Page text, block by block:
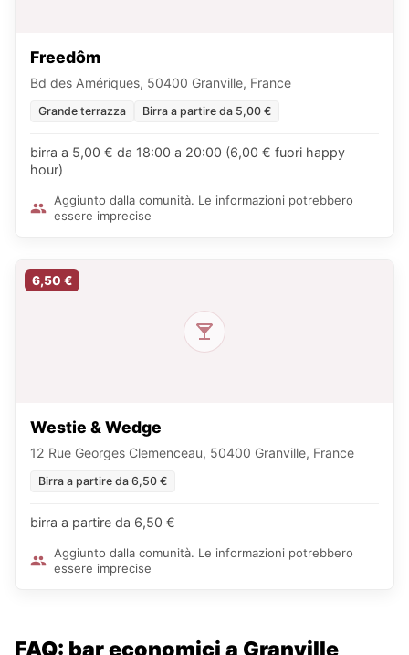
Freedôm
Bd des Amériques, 50400 Granville, France
Grande terrazza Birra a partire da 5,00 €
birra a 5,00 € da 18:00 a 20:00 (6,00 € fuori happy
hour)
Aggiunto dalla comunità. Le informazioni potrebbero
essere imprecise
6,50 €
Westie & Wedge
12 Rue Georges Clemenceau, 50400 Granville, France
Birra a partire da 6,50 €
birra a partire da 6,50 €
Aggiunto dalla comunità. Le informazioni potrebbero
essere imprecise